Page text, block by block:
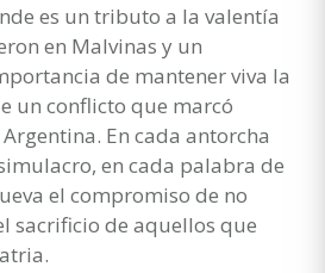
es un tributo a la valentía
en Malvinas y un
de mantener viva la
un conflicto que marcó
En cada antorcha
en cada palabra de
el compromiso de no
sacrificio de aquellos que